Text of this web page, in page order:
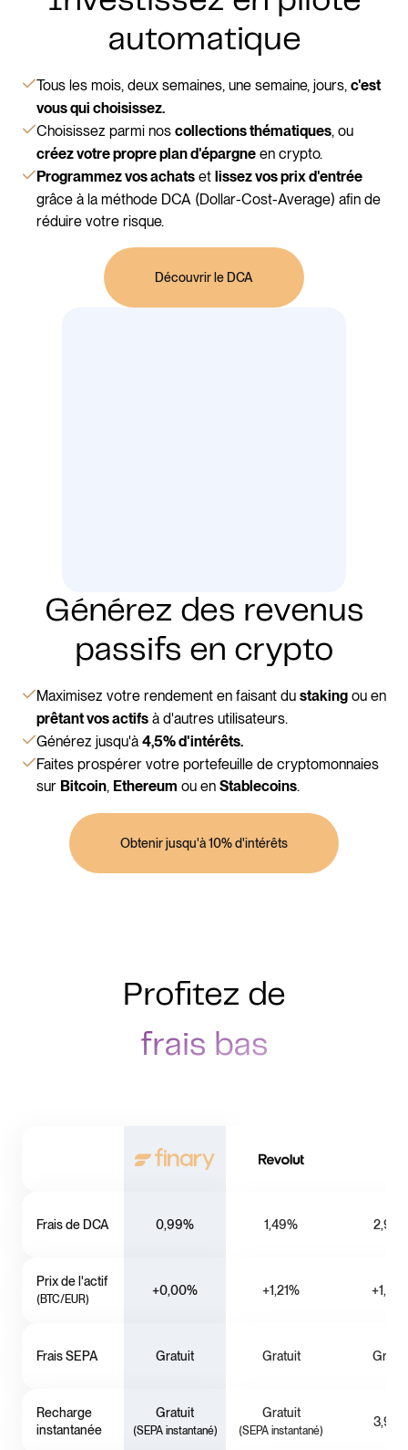
automatique
Programmez vos achats et lissez vos prix d'entrée
grâce à la méthode DCA (Dollar-Cost-Average) afin de
réduire votre risque.
Choisissez parmi nos collections thématiques, ou
créez votre propre plan d'épargne en crypto.
Tous les mois, deux semaines, une semaine, jours, c'est
vous qui choisissez.
Découvrir le DCA
Générez des revenus
passifs en crypto
Faites prospérer votre portefeuille de cryptomonnaies
sur Bitcoin, Ethereum ou en Stablecoins.
Générez jusqu'à 4,5% d'intérêts.
Maximisez votre rendement en faisant du staking ou en
prêtant vos actifs à d'autres utilisateurs.
Obtenir jusqu'à 10% d'intérêts
Profitez de
frais bas
Frais de DCA 0,99%
Prix de l'actif
(BTC/EUR)
+0,00%
Frais SEPA Gratuit
Recharge
instantanée
Gratuit
(SEPA instantané)
1,49%
+1,21%
Gratuit
Gratuit
(SEPA instantané)